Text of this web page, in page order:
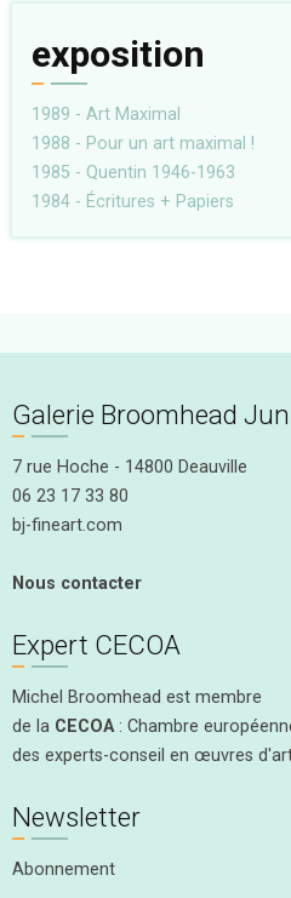
exposition
1989 - Art Maximal
1988 - Pour un art maximal !
1985 - Quentin 1946-1963
1984 - Écritures + Papiers
Galerie Broomhead
7 rue Hoche - 14800 Deauville
06 23 17 33 80
bj-fineart.com
Nous contacter
Expert CECOA
Michel Broomhead est membre
de la CECOA: Chambre
des experts-conseil en œuvres
Newsletter
Abonnement